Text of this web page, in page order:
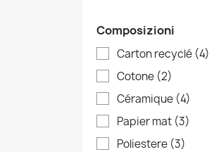
Composizioni
Carton recyclé (4)
Cotone (2)
Céramique (4)
Papier mat (3)
Poliestere (3)